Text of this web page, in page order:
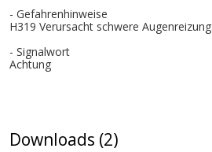
- Gefahrenhinweise
H319 Verursacht schwere Augenreizung
- Signalwort
Achtung
Downloads (2)